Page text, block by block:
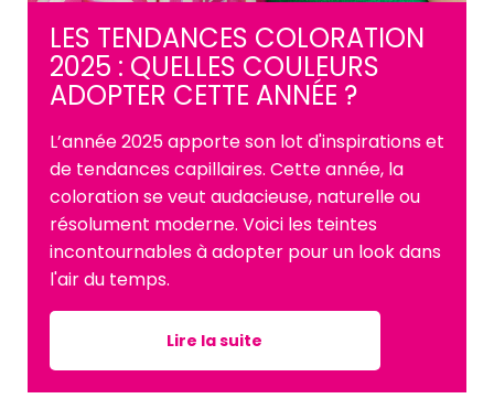
LES TENDANCES COLORATION
2025 : QUELLES COULEURS
ADOPTER CETTE ANNÉE ?
L’année 2025 apporte son lot d'inspirations et
de tendances capillaires. Cette année, la
coloration se veut audacieuse, naturelle ou
résolument moderne. Voici les teintes
incontournables à adopter pour un look dans
l'air du temps.
Lire la suite